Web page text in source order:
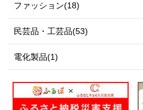
ファッション(18)
民芸品・工芸品(53)
電化製品(1)